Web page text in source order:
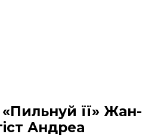
її» Жан-
Андреа